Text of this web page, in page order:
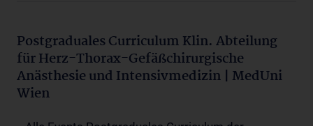
Postgraduales Curriculum Klin. Abteilung
für Herz-Thorax-Gefäßchirurgische
Anästhesie und Intensivmedizin | MedUni
Wien